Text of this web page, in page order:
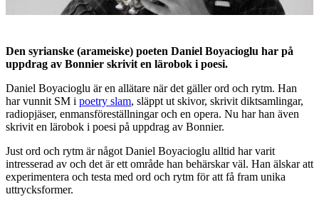
Den syrianske (arameiske) poeten Daniel Boyacioglu har på
uppdrag av Bonnier skrivit en lärobok i poesi.
Daniel Boyacioglu är en allätare när det gäller ord och rytm. Han
har vunnit SM i poetry slam, släppt ut skivor, skrivit diktsamlingar,
radiopjäser, enmansföreställningar och en opera. Nu har han även
skrivit en lärobok i poesi på uppdrag av Bonnier.
Just ord och rytm är något Daniel Boyacioglu alltid har varit
intresserad av och det är ett område han behärskar väl. Han älskar att
experimentera och testa med ord och rytm för att få fram unika
uttrycksformer.